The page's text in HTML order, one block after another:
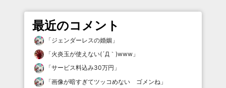
最近のコメント
「ジェンダーレスの婚姻 」
「火炎玉が使えない(´Д｀)www 」
「サービス料込み30万円 」
「画像が暗すぎてツッコめない ゴメンね 」